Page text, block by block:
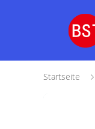
Startseite